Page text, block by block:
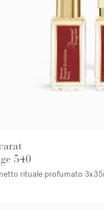
540
rituale profumato